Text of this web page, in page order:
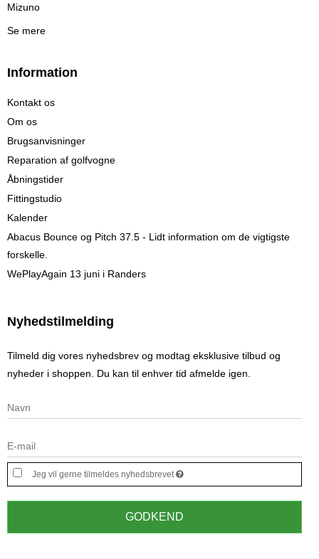
Mizuno
Se mere
Information
Kontakt os
Om os
Brugsanvisninger
Reparation af golfvogne
Åbningstider
Fittingstudio
Kalender
Abacus Bounce og Pitch 37.5 - Lidt information om de vigtigste
forskelle.
WePlayAgain 13 juni i Randers
Nyhedstilmelding
Tilmeld dig vores nyhedsbrev og modtag eksklusive tilbud og
nyheder i shoppen. Du kan til enhver tid afmelde igen.
Jeg vil gerne tilmeldes nyhedsbrevet
GODKEND